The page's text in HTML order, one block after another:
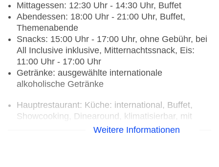
Mittagessen: 12:30 Uhr - 14:30 Uhr, Buffet
Abendessen: 18:00 Uhr - 21:00 Uhr, Buffet,
Themenabende
Snacks: 15:00 Uhr - 17:00 Uhr, ohne Gebühr, bei
All Inclusive inklusive, Mitternachtssnack, Eis:
11:00 Uhr - 17:00 Uhr
Getränke: ausgewählte internationale
alkoholische Getränke
Hauptrestaurant: Küche: international, Buffet,
Showcooking, Dinearound, klimatisierbar, mit
Terrasse, KinderhochstuhlWeitere Informationen